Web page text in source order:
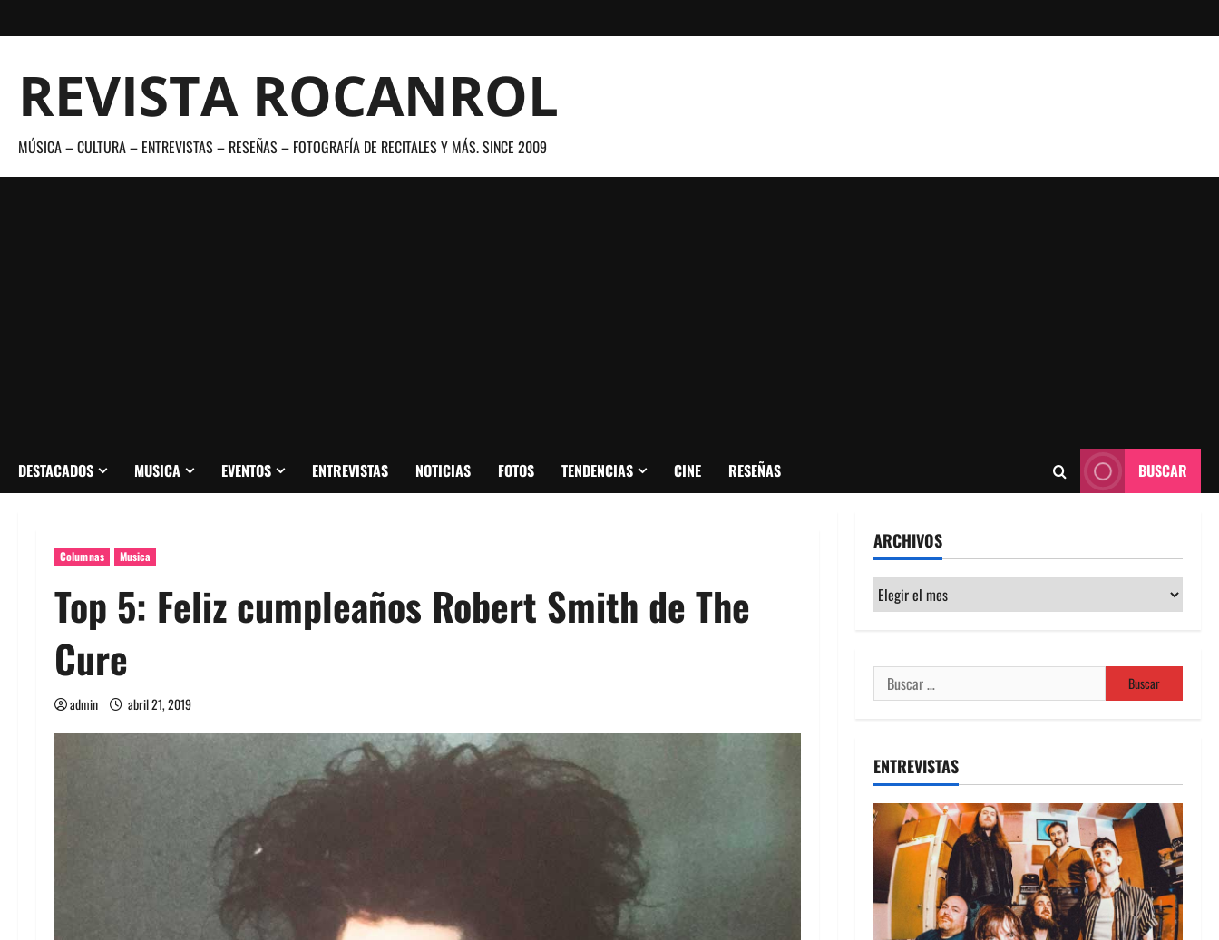
al
REVISTA ROCANROL
MÚSICA – CULTURA – ENTREVISTAS – RESEÑAS – FOTOGRAFÍA DE RECITALES Y MÁS. SINCE 2009
DESTACADOS MUSICA EVENTOS ENTREVISTAS NOTICIAS FOTOS TENDENCIAS CINE RESEÑAS BUSCAR
Columnas Musica
Top 5: Feliz cumpleaños Robert Smith de The
Cure
admin abril 21, 2019
ARCHIVOS
Archivos
Buscar:
ENTREVISTAS